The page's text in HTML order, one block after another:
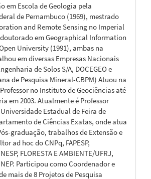
em Escola de Geologia pela
de Pernambuco (1969), mestrado
and Remote Sensing no Imperial
doutorado em Geographical Information
University (1991), ambas na
em diversas Empresas Nacionais
de Solos S/A, DOCEGEO e
de Pesquisa Mineral-CBPM) Atuou na
no Instituto de Geociências até
em 2003. Atualmente é Professor
Estadual de Feira de
de Ciências Exatas, onde atua
graduação, trabalhos de Extensão e
ad hoc do CNPq, FAPESP,
FLORESTA E AMBIENTE/UFRJ,
Participou como Coordenador e
mais de 8 Projetos de Pesquisa